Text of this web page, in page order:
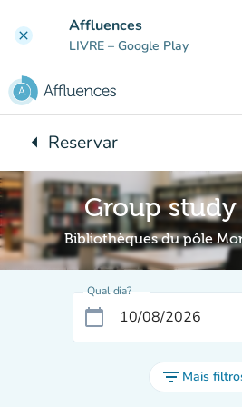
clear Affluences
LIVRE – Google Play
arrow_leftVoltar para:
Reservar
Group
Bibliothèques du pôle
Qual dia?
calendar_today
filter_list Mais